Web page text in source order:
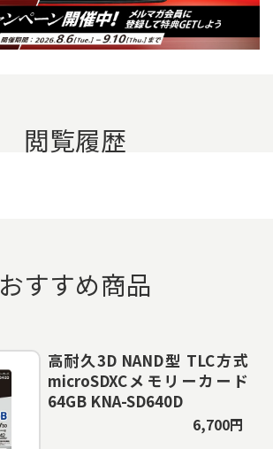
閲覧履歴
おすすめ商品
高耐久3D NAND型 TLC方式
microSDXCメモリーカード
64GB KNA-SD640D
6,700円